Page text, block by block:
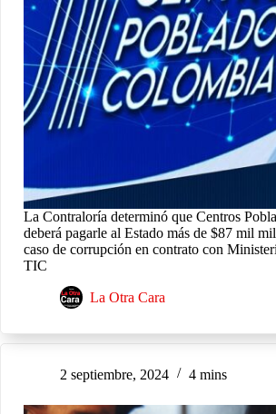
La Contraloría determinó que Centros
deberá pagarle al Estado más de $87 mil
caso de corrupción en contrato con
TIC
La Otra Cara
2 septiembre, 2024 4 mins